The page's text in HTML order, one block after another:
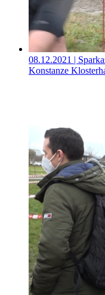
08.12.2021 |
Konstanze